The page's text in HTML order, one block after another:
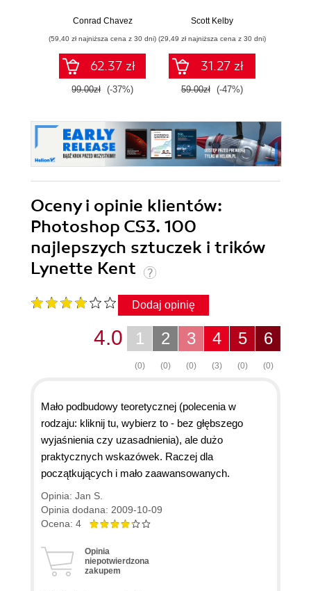
Conrad Chavez
(59,40 zł najniższa cena z 30 dni)
62.37 zł
99.00zł (-37%)
wyjaśnione krok po
Scott Kelby
(29,49 zł najniższa cena z 30 dni)
31.27 zł
59.00zł (-47%)
Oceny i opinie klientów:
Photoshop CS3. 100
najlepszych sztuczek i trików
Lynette Kent
Dodaj opinię
6
(0)
5
(0)
4
(3)
3
(0)
2
(0)
1
(0)
4.0
Mało podbudowy teoretycznej (polecenia w
rodzaju: kliknij tu, wybierz to - bez głębszego
wyjaśnienia czy uzasadnienia), ale dużo
praktycznych wskazówek. Raczej dla
początkujących i mało zaawansowanych.
Opinia: Jan S.
Opinia dodana: 2009-10-09
Ocena: 4
Opinia
niepotwierdzona
zakupem